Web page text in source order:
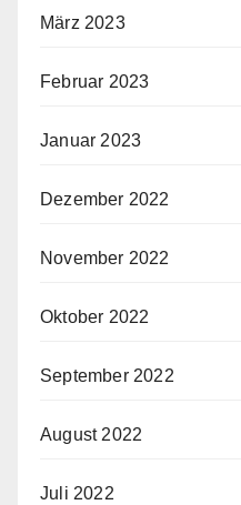
März 2023
Februar 2023
Januar 2023
Dezember 2022
November 2022
Oktober 2022
September 2022
August 2022
Juli 2022